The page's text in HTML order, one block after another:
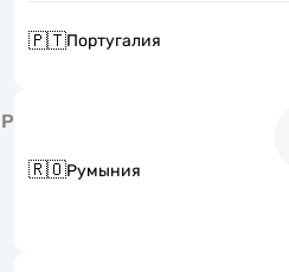
🇵🇹Португалия
Р
🇷🇴Румыния